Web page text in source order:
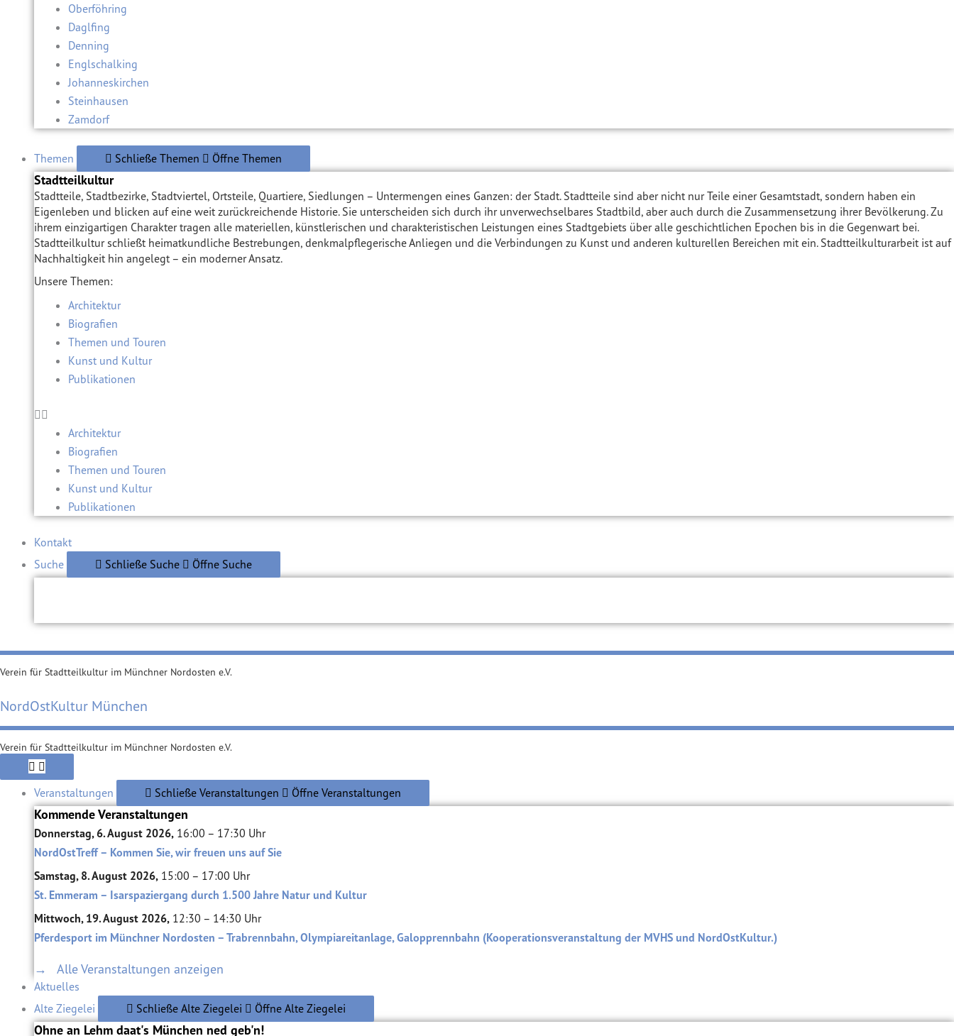
Oberföhring
Daglfing
Denning
Englschalking
Johanneskirchen
Steinhausen
Zamdorf
Themen Schließe Themen Öffne Themen
Stadtteilkultur
Stadtteile, Stadtbezirke, Stadtviertel, Ortsteile, Quartiere, Siedlungen – Untermengen eines Ganzen: der Stadt. Stadtteile sind aber nicht nur Teile einer Gesamtstadt, sondern haben ein
Eigenleben und blicken auf eine weit zurückreichende Historie. Sie unterscheiden sich durch ihr unverwechselbares Stadtbild, aber auch durch die Zusammensetzung ihrer Bevölkerung. Zu
ihrem einzigartigen Charakter tragen alle materiellen, künstlerischen und charakteristischen Leistungen eines Stadtgebiets über alle geschichtlichen Epochen bis in die Gegenwart bei.
Stadtteilkultur schließt heimatkundliche Bestrebungen, denkmalpflegerische Anliegen und die Verbindungen zu Kunst und anderen kulturellen Bereichen mit ein. Stadtteilkulturarbeit ist auf
Nachhaltigkeit hin angelegt – ein moderner Ansatz.
Unsere Themen:
Architektur
Biografien
Themen und Touren
Kunst und Kultur
Publikationen
Architektur
Biografien
Themen und Touren
Kunst und Kultur
Publikationen
Kontakt
Suche
Schließe Suche Öffne Suche
Verein für Stadtteilkultur im Münchner Nordosten e.V.
NordOstKultur München
Verein für Stadtteilkultur im Münchner Nordosten e.V.
Veranstaltungen Schließe Veranstaltungen Öffne Veranstaltungen
Kommende Veranstaltungen
Donnerstag, 6. August 2026, 16:00 – 17:30 Uhr
NordOstTreff – Kommen Sie, wir freuen uns auf Sie
Samstag, 8. August 2026, 15:00 – 17:00 Uhr
St. Emmeram – Isarspaziergang durch 1.500 Jahre Natur und Kultur
Mittwoch, 19. August 2026, 12:30 – 14:30 Uhr
Pferdesport im Münchner Nordosten – Trabrennbahn, Olympiareitanlage, Galopprennbahn (Kooperationsveranstaltung der MVHS und NordOstKultur.)
→ Alle Veranstaltungen anzeigen
Aktuelles
Alte Ziegelei
Schließe Alte Ziegelei Öffne Alte Ziegelei
Ohne an Lehm daat's München ned geb'n!